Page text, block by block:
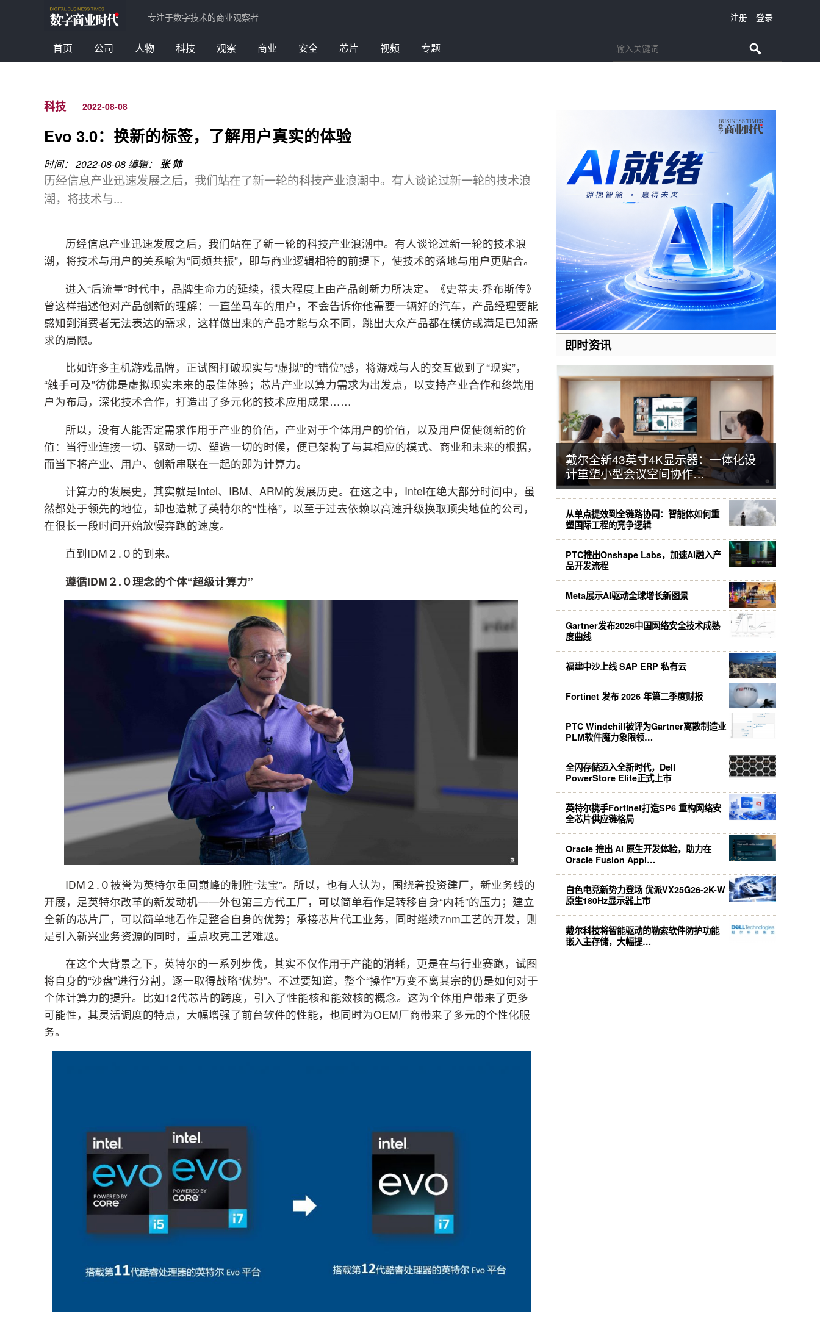
专注于数字技术的商业观察者 注册 登录
首页 公司 人物 科技 观察 商业 安全 芯片 视频 专题
科技 2022-08-08
Evo 3.0：换新的标签，了解用户真实的体验
时间： 2022-08-08编辑： 张 帅
历经信息产业迅速发展之后，我们站在了新一轮的科技产业浪潮中。有人谈论过新一轮的技术浪
潮，将技术与...
历经信息产业迅速发展之后，我们站在了新一轮的科技产业浪潮中。有人谈论过新一轮的技术浪
潮，将技术与用户的关系喻为“同频共振”，即与商业逻辑相符的前提下，使技术的落地与用户更贴合。
进入“后流量”时代中，品牌生命力的延续，很大程度上由产品创新力所决定。《史蒂夫·乔布斯传》
曾这样描述他对产品创新的理解：一直坐马车的用户，不会告诉你他需要一辆好的汽车，产品经理要能
感知到消费者无法表达的需求，这样做出来的产品才能与众不同，跳出大众产品都在模仿或满足已知需
求的局限。
比如许多主机游戏品牌，正试图打破现实与“虚拟”的“错位”感，将游戏与人的交互做到了“现实”，
“触手可及”彷佛是虚拟现实未来的最佳体验；芯片产业以算力需求为出发点，以支持产业合作和终端用
户为布局，深化技术合作，打造出了多元化的技术应用成果……
所以，没有人能否定需求作用于产业的价值，产业对于个体用户的价值，以及用户促使创新的价
值：当行业连接一切、驱动一切、塑造一切的时候，便已架构了与其相应的模式、商业和未来的根据，
而当下将产业、用户、创新串联在一起的即为计算力。
计算力的发展史，其实就是Intel、IBM、ARM的发展历史。在这之中，Intel在绝大部分时间中，虽
然都处于领先的地位，却也造就了英特尔的“性格”，以至于过去依赖以高速升级换取顶尖地位的公司，
在很长一段时间开始放慢奔跑的速度。
直到IDM２.０的到来。
遵循IDM２.０理念的个体“超级计算力”
IDM２.０被誉为英特尔重回巅峰的制胜“法宝”。所以，也有人认为，围绕着投资建厂，新业务线的
开展，是英特尔改革的新发动机——外包第三方代工厂，可以简单看作是转移自身“内耗”的压力；建立
全新的芯片厂，可以简单地看作是整合自身的优势；承接芯片代工业务，同时继续7nm工艺的开发，则
是引入新兴业务资源的同时，重点攻克工艺难题。
在这个大背景之下，英特尔的一系列步伐，其实不仅作用于产能的消耗，更是在与行业赛跑，试图
将自身的“沙盘”进行分割，逐一取得战略“优势”。不过要知道，整个“操作”万变不离其宗的仍是如何对于
个体计算力的提升。比如12代芯片的跨度，引入了性能核和能效核的概念。这为个体用户带来了更多
可能性，其灵活调度的特点，大幅增强了前台软件的性能，也同时为OEM厂商带来了多元的个性化服
务。
即时资讯
戴尔全新43英寸4K显示器：一体化设
计重塑小型会议空间协作…
从单点提效到全链路协同：智能体如何重
塑国际工程的竞争逻辑
PTC推出Onshape Labs，加速AI融入产
品开发流程
Meta展示AI驱动全球增长新图景
Gartner发布2026中国网络安全技术成熟
度曲线
福建中沙上线 SAP ERP 私有云
Fortinet 发布 2026 年第二季度财报
PTC Windchill被评为Gartner离散制造业
PLM软件魔力象限领…
全闪存储迈入全新时代，Dell
PowerStore Elite正式上市
英特尔携手Fortinet打造SP6 重构网络安
全芯片供应链格局
Oracle 推出 AI 原生开发体验，助力在
Oracle Fusion Appl…
白色电竞新势力登场 优派VX25G26-2K-W
原生180Hz显示器上市
戴尔科技将智能驱动的勒索软件防护功能
嵌入主存储，大幅提…